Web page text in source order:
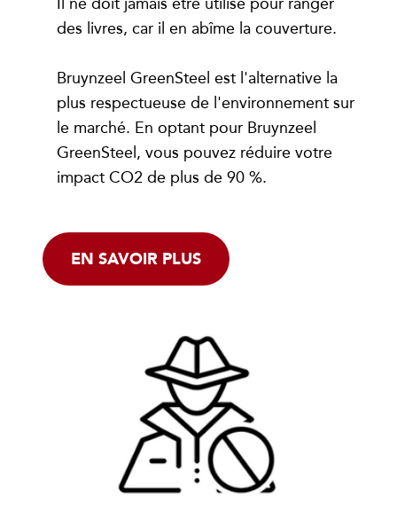
des livres, car il en abîme la couverture.
Bruynzeel GreenSteel est l'alternative la
plus respectueuse de l'environnement sur
le marché. En optant pour Bruynzeel
GreenSteel, vous pouvez réduire votre
impact CO2 de plus de 90 %.
EN SAVOIR PLUS